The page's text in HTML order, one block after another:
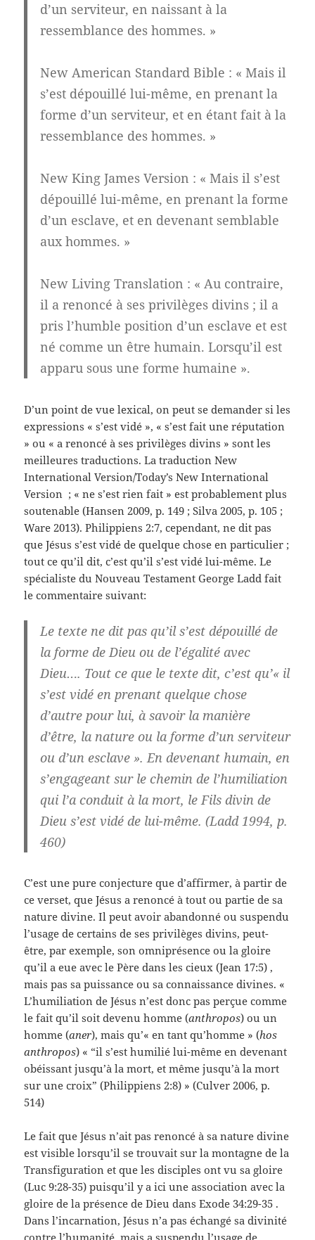
d’un serviteur, en naissant à la
ressemblance des hommes. »
New American Standard Bible : « Mais il
s’est dépouillé lui-même, en prenant la
forme d’un serviteur, et en étant fait à la
ressemblance des hommes. »
New King James Version : « Mais il s’est
dépouillé lui-même, en prenant la forme
d’un esclave, et en devenant semblable
aux hommes. »
New Living Translation : « Au contraire,
il a renoncé à ses privilèges divins ; il a
pris l’humble position d’un esclave et est
né comme un être humain. Lorsqu’il est
apparu sous une forme humaine ».
D’un point de vue lexical, on peut se demander si les
expressions « s’est vidé », « s’est fait une réputation
» ou « a renoncé à ses privilèges divins » sont les
meilleures traductions. La traduction New
International Version/Today’s New International
Version ; « ne s’est rien fait » est probablement plus
soutenable (Hansen 2009, p. 149 ; Silva 2005, p. 105 ;
Ware 2013). Philippiens 2:7, cependant, ne dit pas
que Jésus s’est vidé de quelque chose en particulier ;
tout ce qu’il dit, c’est qu’il s’est vidé lui-même. Le
spécialiste du Nouveau Testament George Ladd fait
le commentaire suivant:
Le texte ne dit pas qu’il s’est dépouillé de
la forme de Dieu ou de l’égalité avec
Dieu…. Tout ce que le texte dit, c’est qu’« il
s’est vidé en prenant quelque chose
d’autre pour lui, à savoir la manière
d’être, la nature ou la forme d’un serviteur
ou d’un esclave ». En devenant humain, en
s’engageant sur le chemin de l’humiliation
qui l’a conduit à la mort, le Fils divin de
Dieu s’est vidé de lui-même. (Ladd 1994, p.
460)
C’est une pure conjecture que d’affirmer, à partir de
ce verset, que Jésus a renoncé à tout ou partie de sa
nature divine. Il peut avoir abandonné ou suspendu
l’usage de certains de ses privilèges divins, peut-
être, par exemple, son omniprésence ou la gloire
qu’il a eue avec le Père dans les cieux (Jean 17:5) ,
mais pas sa puissance ou sa connaissance divines. «
L’humiliation de Jésus n’est donc pas perçue comme
le fait qu’il soit devenu homme (anthropos) ou un
homme (aner), mais qu’« en tant qu’homme » (hos
anthropos) « “il s’est humilié lui-même en devenant
obéissant jusqu’à la mort, et même jusqu’à la mort
sur une croix” (Philippiens 2:8) » (Culver 2006, p.
514)
Le fait que Jésus n’ait pas renoncé à sa nature divine
est visible lorsqu’il se trouvait sur la montagne de la
Transfiguration et que les disciples ont vu sa gloire
(Luc 9:28-35) puisqu’il y a ici une association avec la
gloire de la présence de Dieu dans Exode 34:29-35 .
Dans l’incarnation, Jésus n’a pas échangé sa divinité